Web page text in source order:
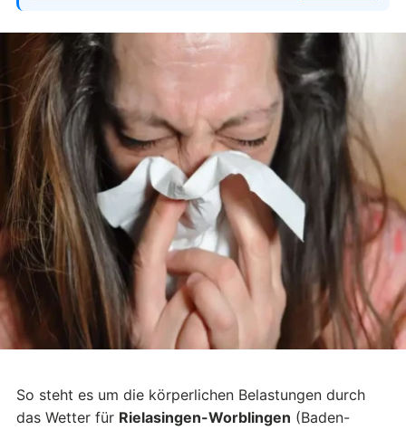
So steht es um die körperlichen Belastungen durch
das Wetter für Rielasingen-Worblingen (Baden-